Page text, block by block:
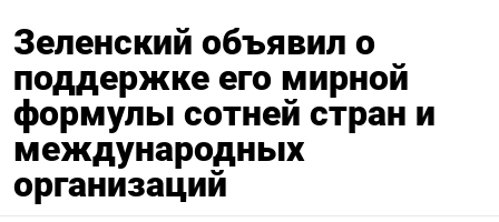
Зеленский объявил о
поддержке его мирной
формулы сотней стран и
международных
организаций